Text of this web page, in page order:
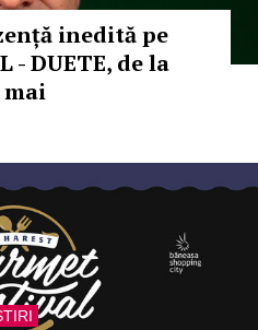
inedită pe
- DUETE, de la
mai